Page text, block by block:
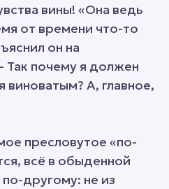
вины! «Она ведь
от времени что-то
он на
почему я должен
виноватым? А, главное,
пресловутое «по-
всё в обыденной
другому: не из